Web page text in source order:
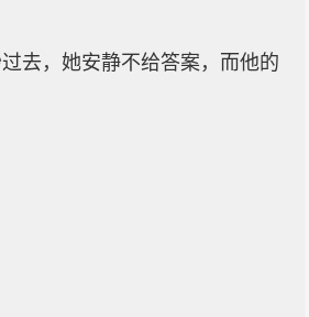
去，她安静不给答案，而他的